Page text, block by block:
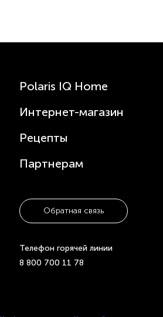
Polaris IQ Home
Интернет-магазин
Рецепты
Партнерам
Обратная связь
Телефон горячей линии
8 800 700 11 78